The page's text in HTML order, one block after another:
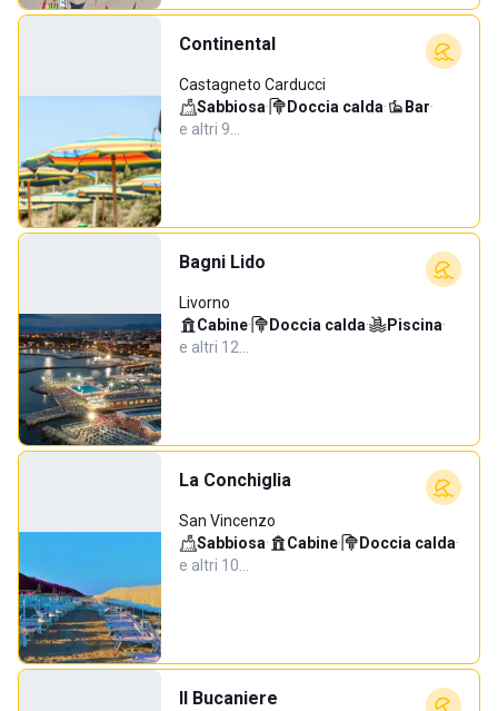
Continental
Castagneto Carducci
Sabbiosa· Doccia calda· Bar·
e altri 9…
Bagni Lido
Livorno
Cabine· Doccia calda· Piscina·
e altri 12…
La Conchiglia
San Vincenzo
Sabbiosa· Cabine· Doccia calda·
e altri 10…
Il Bucaniere